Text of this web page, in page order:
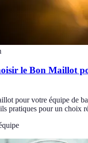
le Bon Maillot
pour votre équipe de
pratiques pour un choix